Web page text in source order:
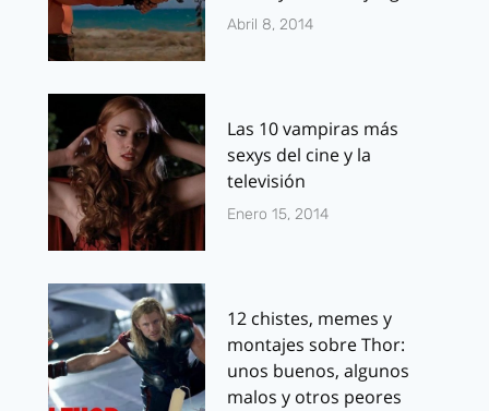
Abril 8, 2014
Las 10 vampiras más
sexys del cine y la
televisión
Enero 15, 2014
12 chistes, memes y
montajes sobre Thor:
unos buenos, algunos
malos y otros peores